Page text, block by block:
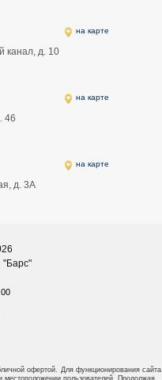
на карте
канал, д. 10
на карте
46
на карте
д. 3А
"Барс"
офертой.
Для функционирования сайта
пользователей. Продолжая